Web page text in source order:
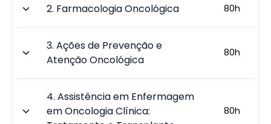
2. Farmacologia Oncológica 80h
3.Ações de Prevenção e
Atenção Oncológica
80h
4.Assistência em Enfermagem
em Oncologia Clínica:
80h